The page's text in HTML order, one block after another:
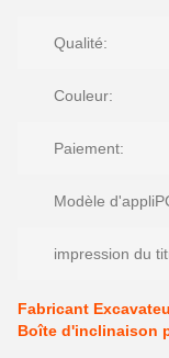
Qualité:
Couleur:
Paiement:
Modèle
impression du
Fabricant
Boîte d'inclinaison